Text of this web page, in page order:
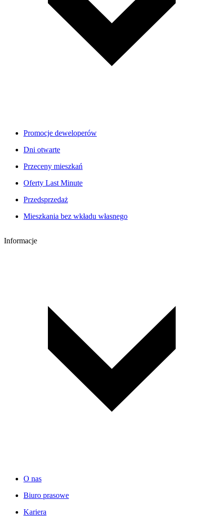
Promocje deweloperów
Dni otwarte
Przeceny mieszkań
Oferty Last Minute
Przedsprzedaż
Mieszkania bez wkładu własnego
Informacje
O nas
Biuro prasowe
Kariera